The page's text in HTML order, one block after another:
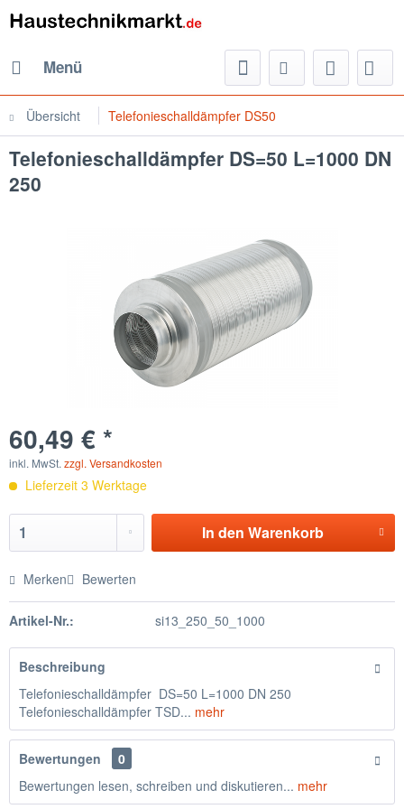
Menü
Übersicht Telefonieschalldämpfer DS50
Telefonieschalldämpfer DS=50 L=1000 DN
250
60,49 € *
inkl. MwSt. zzgl. Versandkosten
Lieferzeit 3 Werktage
In den Warenkorb
Merken Bewerten
Artikel-Nr.: si13_250_50_1000
Beschreibung
Telefonieschalldämpfer DS=50 L=1000 DN 250
Telefonieschalldämpfer TSD... mehr
Bewertungen
0
Bewertungen lesen, schreiben und diskutieren... mehr